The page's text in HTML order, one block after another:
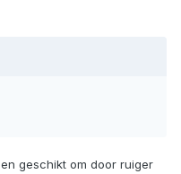
geschikt om door ruiger